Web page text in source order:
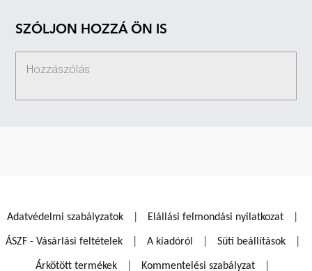
SZÓLJON HOZZÁ ÖN IS
Adatvédelmi szabályzatok Elállási felmondási nyilatkozat
ÁSZF - Vásárlási feltételek A kiadóról Süti beállítások
Árkötött termékek Kommentelési szabályzat